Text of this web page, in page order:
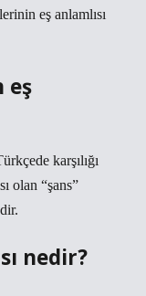
eş anlamlısı
eş
karşılığı
olan “şans”
nedir?